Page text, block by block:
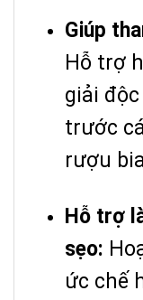
Giúp
Hỗ trợ
giải độc
trước
rượu
Hỗ trợ
sẹo:
ức chế